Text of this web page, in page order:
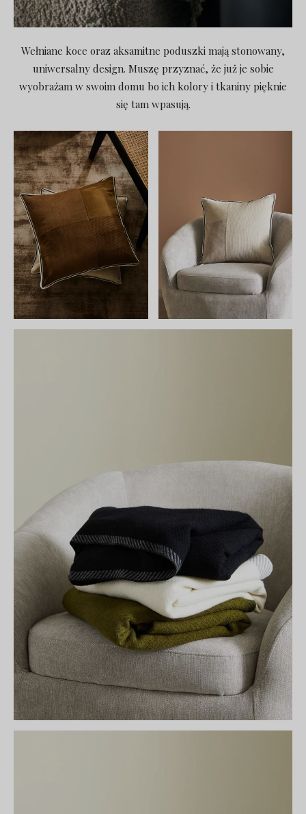
Wełniane koce oraz aksamitne poduszki mają stonowany,
uniwersalny design. Muszę przyznać, że już je sobie
wyobrażam w swoim domu bo ich kolory i tkaniny pięknie
się tam wpasują.